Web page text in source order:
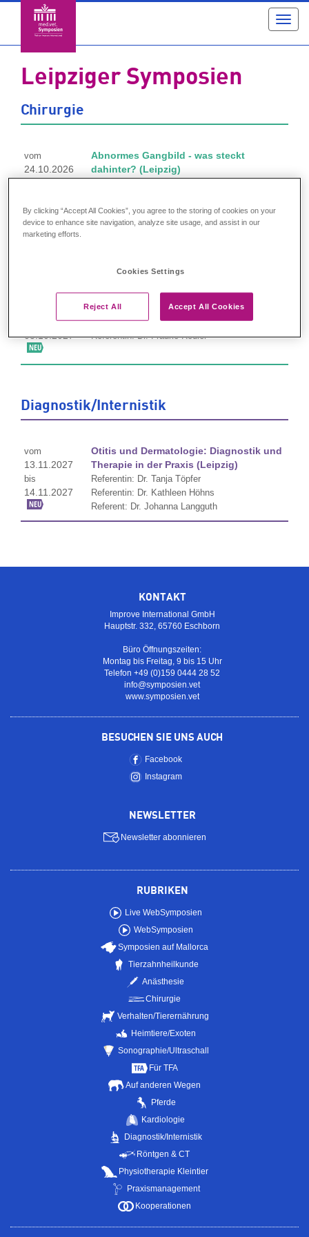
Leipziger Symposien
Chirurgie
vom
24.10.2026
Abnormes Gangbild - was steckt
dahinter? (Leipzig)
am
Referentin: Dr. Carina Tästensen
03.10.2027
Onkochirurgie in der Kleintierpraxis
(Leipzig)
Referentin: Dr. Amalia Bolia
Referentin: Dr. Frauke Rödler
Diagnostik/Internistik
vom
13.11.2027
bis
14.11.2027
Otitis und Dermatologie: Diagnostik und
Therapie in der Praxis (Leipzig)
Referentin: Dr. Tanja Töpfer
Referentin: Dr. Kathleen Höhns
Referent: Dr. Johanna Langguth
KONTAKT
Improve International GmbH
Hauptstr. 332, 65760 Eschborn
Büro Öffnungszeiten:
Montag bis Freitag, 9 bis 15 Uhr
Telefon +49 (0)159 0444 28 52
info@symposien.vet
www.symposien.vet
BESUCHEN SIE UNS AUCH
Facebook
Instagram
NEWSLETTER
Newsletter abonnieren
RUBRIKEN
Live WebSymposien
WebSymposien
Symposien auf Mallorca
Tierzahnheilkunde
Anästhesie
Chirurgie
Verhalten/Tierernährung
Heimtiere/Exoten
Sonographie/Ultraschall
Für TFA
Auf anderen Wegen
Pferde
Kardiologie
Diagnostik/Internistik
Röntgen & CT
Physiotherapie Kleintier
Praxismanagement
Kooperationen
By clicking “Accept All Cookies”, you agree to the storing of cookies on your
device to enhance site navigation, analyze site usage, and assist in our
marketing efforts.
Cookies Settings
Reject All Accept All Cookies